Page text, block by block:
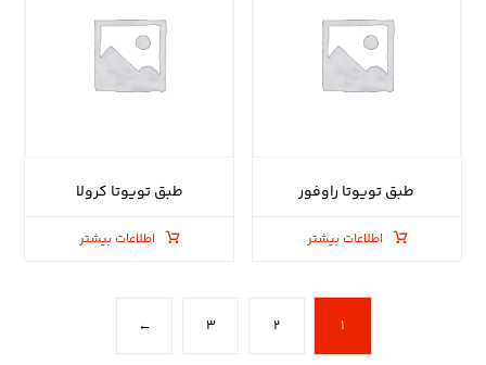
طبق تویوتا راوفور
اطلاعات بیشتر
طبق تویوتا کرولا
اطلاعات بیشتر
۱ ۲ ۳ ←